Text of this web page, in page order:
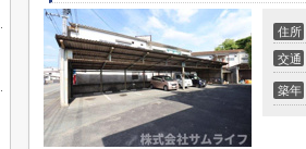
住所
交通
築年